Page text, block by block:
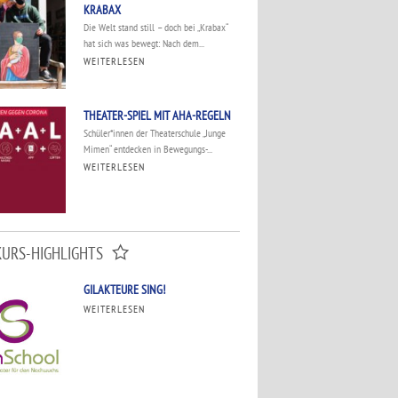
KRABAX
Die Welt stand still – doch bei „Krabax“
hat sich was bewegt: Nach dem...
WEITERLESEN
THEATER-SPIEL MIT AHA-REGELN
Schüler*innen der Theaterschule „Junge
Mimen“ entdecken in Bewegungs-...
WEITERLESEN
HIGHLIGHTS
GILAKTEURE SING!
WEITERLESEN